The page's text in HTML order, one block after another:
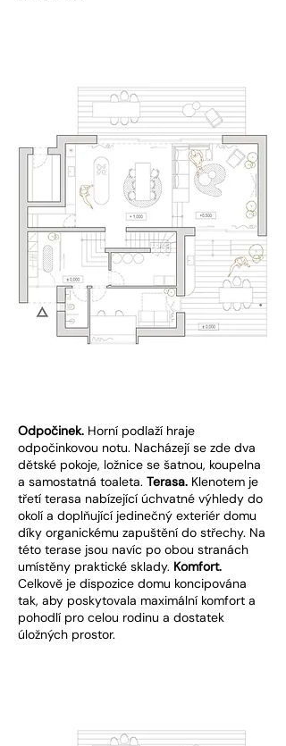
Odpočinek. Horní podlaží hraje
odpočinkovou notu. Nacházejí se zde dva
dětské pokoje, ložnice se šatnou, koupelna
a samostatná toaleta. Terasa. Klenotem je
třetí terasa nabízející úchvatné výhledy do
okolí a doplňující jedinečný exteriér domu
díky organickému zapuštění do střechy. Na
této terase jsou navíc po obou stranách
umístěny praktické sklady. Komfort.
Celkově je dispozice domu koncipována
tak, aby poskytovala maximální komfort a
pohodlí pro celou rodinu a dostatek
úložných prostor.